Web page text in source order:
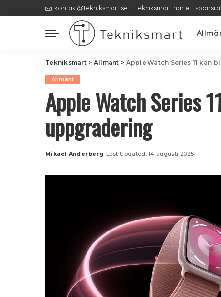
kontakt@tekniksmart.se Tekniksmart har ett
Tekniksmart> Allmänt > Apple Watch Series 11 kan
Allmänt
Apple Watch Series
uppgradering
Posted
Mikael Anderberg Last Updated: 14 augusti 2025